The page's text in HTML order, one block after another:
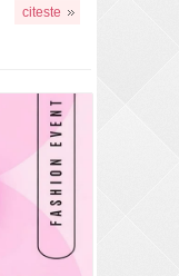
citeste